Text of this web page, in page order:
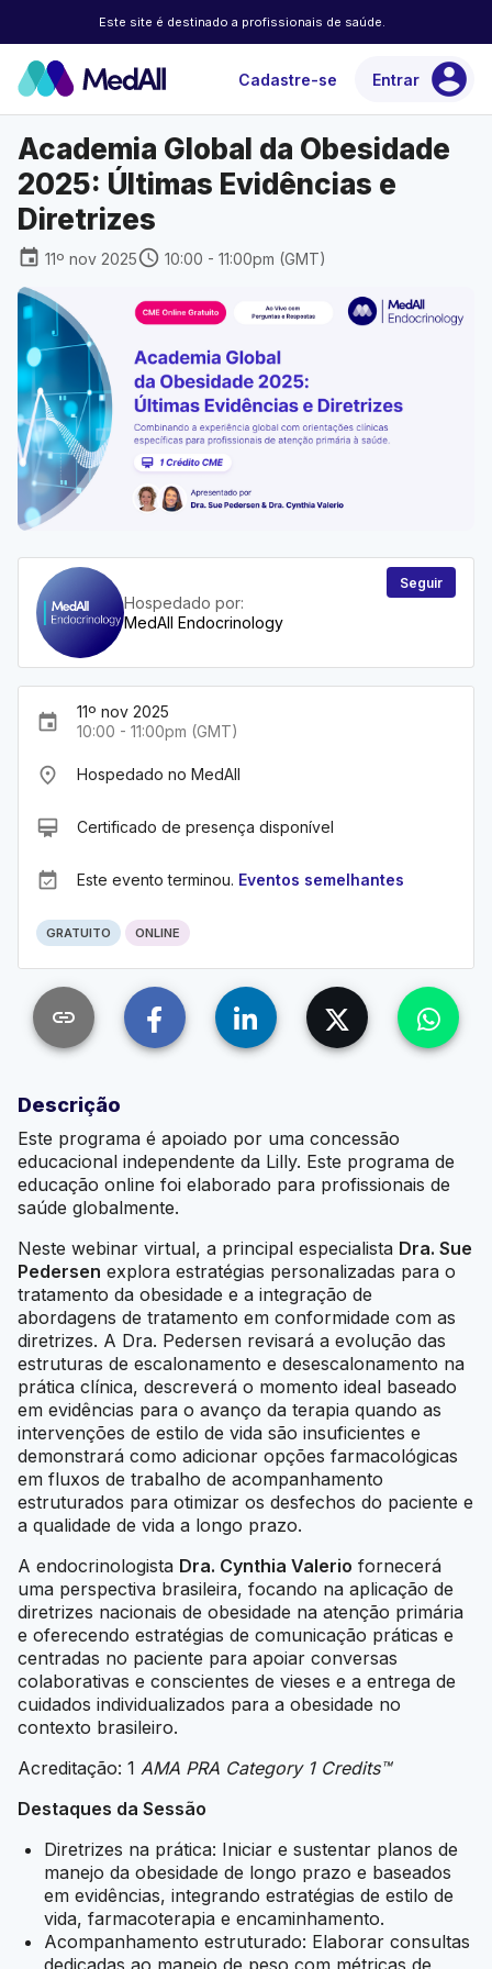
Este site é destinado a profissionais de saúde.
Cadastre-se Entrar account_circle
Academia Global da Obesidade
2025: Últimas Evidências e
Diretrizes
event 11º nov 2025schedule 10:00 - 11:00pm (GMT)
Hospedado por:
MedAll Endocrinology
Seguir
event
11º nov 2025
10:00 - 11:00pm (GMT)
place Hospedado no MedAll
card_membership Certificado de presença disponível
event_available Este evento terminou. Eventos semelhantes
GRATUITO ONLINE
link
Descrição
Este programa é apoiado por uma concessão
educacional independente da Lilly. Este programa de
educação online foi elaborado para profissionais de
saúde globalmente.
Neste webinar virtual, a principal especialista Dra. Sue
Pedersen explora estratégias personalizadas para o
tratamento da obesidade e a integração de
abordagens de tratamento em conformidade com as
diretrizes. A Dra. Pedersen revisará a evolução das
estruturas de escalonamento e desescalonamento na
prática clínica, descreverá o momento ideal baseado
em evidências para o avanço da terapia quando as
intervenções de estilo de vida são insuficientes e
demonstrará como adicionar opções farmacológicas
em fluxos de trabalho de acompanhamento
estruturados para otimizar os desfechos do paciente e
a qualidade de vida a longo prazo.
A endocrinologista Dra. Cynthia Valerio fornecerá
uma perspectiva brasileira, focando na aplicação de
diretrizes nacionais de obesidade na atenção primária
e oferecendo estratégias de comunicação práticas e
centradas no paciente para apoiar conversas
colaborativas e conscientes de vieses e a entrega de
cuidados individualizados para a obesidade no
contexto brasileiro.
Acreditação: 1 AMA PRA Category 1 Credits™
Destaques da Sessão
Diretrizes na prática: Iniciar e sustentar planos de
manejo da obesidade de longo prazo e baseados
em evidências, integrando estratégias de estilo de
vida, farmacoterapia e encaminhamento.
Acompanhamento estruturado: Elaborar consultas